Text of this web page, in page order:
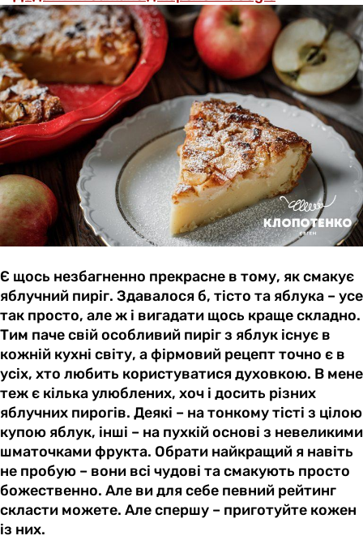
Є щось незбагненно прекрасне в тому, як смакує
яблучний пиріг. Здавалося б, тісто та яблука – усе
так просто, але ж і вигадати щось краще складно.
Тим паче свій особливий пиріг з яблук існує в
кожній кухні світу, а фірмовий рецепт точно є в
усіх, хто любить користуватися духовкою. В мене
теж є кілька улюблених, хоч і досить різних
яблучних пирогів. Деякі – на тонкому тісті з цілою
купою яблук, інші – на пухкій основі з невеликими
шматочками фрукта. Обрати найкращий я навіть
не пробую – вони всі чудові та смакують просто
божественно. Але ви для себе певний рейтинг
скласти можете. Але спершу – приготуйте кожен
із них.